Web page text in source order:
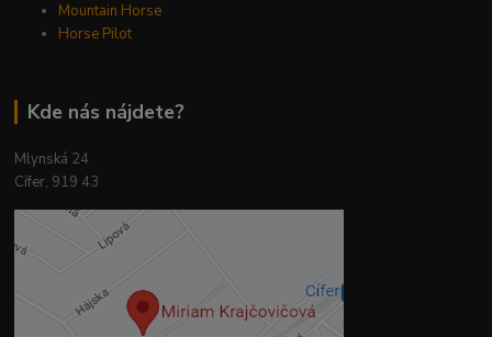
Mountain Horse
Horse Pilot
Kde nás nájdete?
Mlynská 24
Cífer, 919 43